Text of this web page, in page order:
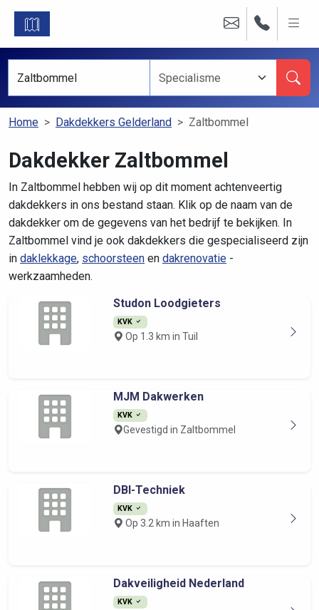
Home Dakdekkers Gelderland Zaltbommel
Dakdekker Zaltbommel
In Zaltbommel hebben wij op dit moment achtenveertig
dakdekkers in ons bestand staan. Klik op de naam van de
dakdekker om de gegevens van het bedrijf te bekijken. In
Zaltbommel vind je ook dakdekkers die gespecialiseerd zijn
in daklekkage, schoorsteen en dakrenovatie -
werkzaamheden.
Studon Loodgieters
KVK
Op 1.3 km in Tuil
MJM Dakwerken
KVK
Gevestigd in Zaltbommel
DBI-Techniek
KVK
Op 3.2 km in Haaften
Dakveiligheid Nederland
KVK